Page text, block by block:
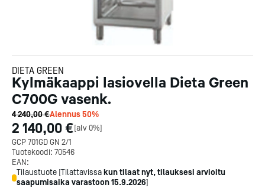
DIETA GREEN
Kylmäkaappi lasiovella Dieta Green
C700G vasenk.
4 240,00 €Alennus50%
2 140,00 €[alv 0%]
GCP 701GD GN 2/1
Tuotekoodi: 70546
EAN:
Tilaustuote [Tilattavissa kun tilaat nyt, tilauksesi arvioitu
saapumisaika varastoon15.9.2026]